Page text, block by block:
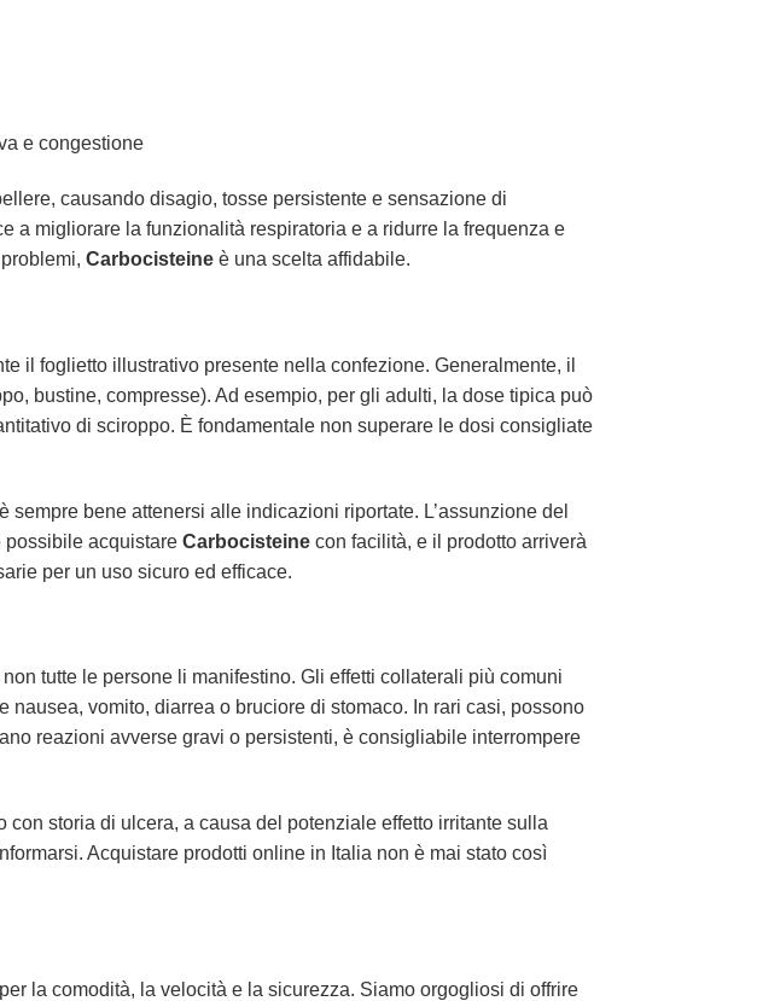
e congestione
causando disagio, tosse persistente e sensazione di
a migliorare la funzionalità respiratoria e a ridurre la frequenza e
Carbocisteine è una scelta affidabile.
il foglietto illustrativo presente nella confezione. Generalmente, il
bustine, compresse). Ad esempio, per gli adulti, la dose tipica può
di sciroppo. È fondamentale non superare le dosi consigliate
bene attenersi alle indicazioni riportate. L’assunzione del
possibile acquistare Carbocisteine con facilità, e il prodotto arriverà
per un uso sicuro ed efficace.
tutte le persone li manifestino. Gli effetti collaterali più comuni
vomito, diarrea o bruciore di stomaco. In rari casi, possono
reazioni avverse gravi o persistenti, è consigliabile interrompere
storia di ulcera, a causa del potenziale effetto irritante sulla
Acquistare prodotti online in Italia non è mai stato così
la comodità, la velocità e la sicurezza. Siamo orgogliosi di offrire